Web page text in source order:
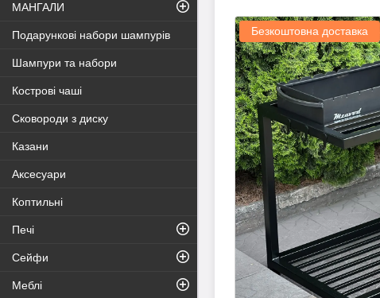
Безкоштовна доставка
МАНГАЛИ
Подарункові набори шампурів
Шампури та набори
Кострові чаші
Сковороди з диску
Казани
Аксесуари
Коптильні
Печі
Сейфи
Меблі